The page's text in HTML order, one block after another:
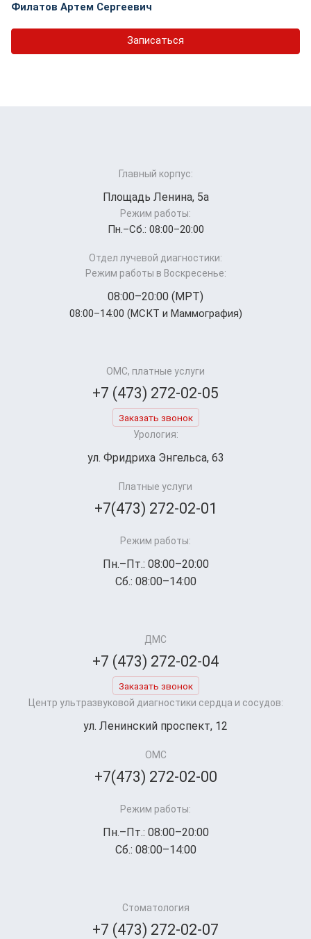
Филатов Артем Сергеевич
Записаться
Главный корпус:
Площадь Ленина, 5а
Режим работы:
Пн.–Cб.: 08:00–20:00
Отдел лучевой диагностики:
Режим работы в Воскресенье:
08:00–20:00 (МРТ)
08:00–14:00 (МСКТ и Маммография)
ОМС, платные услуги
+7 (473) 272-02-05
Заказать звонок
Урология:
ул. Фридриха Энгельса, 63
Платные услуги
+7(473) 272-02-01
Режим работы:
Пн.–Пт.: 08:00–20:00
Сб.: 08:00–14:00
ДМС
+7 (473) 272-02-04
Заказать звонок
Центр ультразвуковой диагностики сердца и сосудов:
ул. Ленинский проспект, 12
ОМС
+7(473) 272-02-00
Режим работы:
Пн.–Пт.: 08:00–20:00
Сб.: 08:00–14:00
Стоматология
+7 (473) 272-02-07